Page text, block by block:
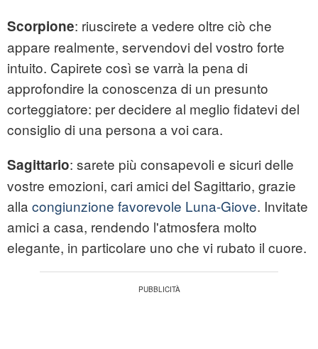
Scorpione: riuscirete a vedere oltre ciò che
appare realmente, servendovi del vostro forte
intuito. Capirete così se varrà la pena di
approfondire la conoscenza di un presunto
corteggiatore: per decidere al meglio fidatevi del
consiglio di una persona a voi cara.
Sagittario: sarete più consapevoli e sicuri delle
vostre emozioni, cari amici del Sagittario, grazie
alla congiunzione favorevole Luna-Giove. Invitate
amici a casa, rendendo l'atmosfera molto
elegante, in particolare uno che vi rubato il cuore.